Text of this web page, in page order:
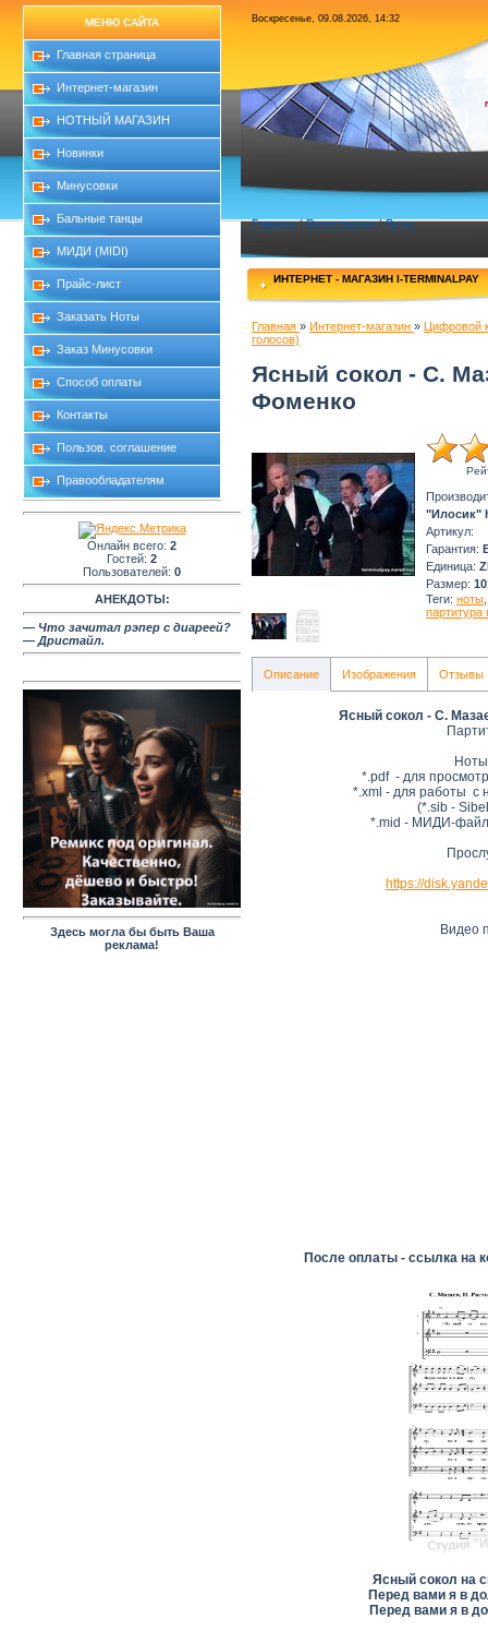
МЕНЮ САЙТА
Главная страница
Интернет-магазин
НОТНЫЙ МАГАЗИН
Новинки
Минусовки
Бальные танцы
МИДИ (MIDI)
Прайс-лист
Заказать Ноты
Заказ Минусовки
Способ оплаты
Контакты
Пользов. соглашение
Правообладателям
Онлайн всего: 2
Гостей: 2
Пользователей: 0
АНЕКДОТЫ:
— Что зачитал рэпер с диареей?
— Дристайл.
Здесь могла бы быть Ваша
реклама!
Воскресенье, 09.08.2026, 14:32
Главная|Регистрация|Вход
ИНТЕРНЕТ - МАГАЗИН I-TERMINALPAY
Главная » Интернет-магазин » Цифровой
голосов)
Ясный сокол - С.
Фоменко
"Илосик"
Артикул:
Гарантия:
Единица:
Размер:
Теги: ноты
партитура
Описание Изображения Отзывы
Ясный сокол - С.
*.pdf - для
*.xml - для работы с
(*.sib -
*.mid - МИДИ-файл
https://
Видео
После оплаты - ссылка на
Ясный сокол на
Перед вами я в
Перед вами я в